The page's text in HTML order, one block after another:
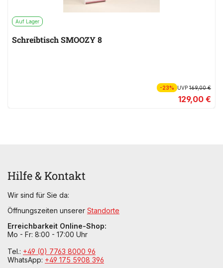
Auf Lager
Schreibtisch SMOOZY 8
-23% UVP169,00 €
129,00 €
Hilfe & Kontakt
Wir sind für Sie da:
Öffnungszeiten unserer Standorte
Erreichbarkeit Online-Shop:
Mo - Fr: 8:00 - 17:00 Uhr
Tel.: +49 (0) 7763 8000 96
WhatsApp: +49 175 5908 396